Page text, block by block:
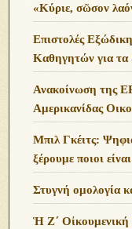
«Κύριε, σῶσον
Επιστολές
Καθηγητών για τα
Ανακοίνωση της
Αμερικανίδας
Μπιλ Γκέιτς:
ξέρουμε ποιοι
Στυγνή ομολογία
Ἡ Ζ΄ Οἰκουμενική